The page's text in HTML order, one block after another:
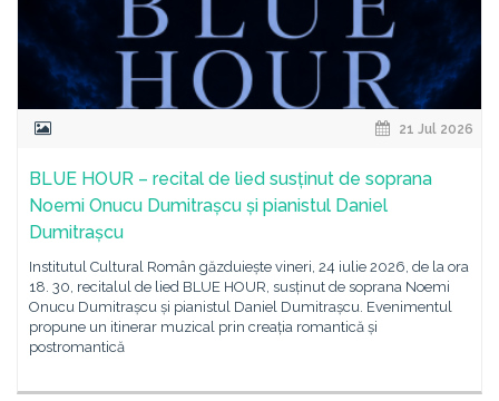
21 Jul 2026
BLUE HOUR – recital de lied susținut de soprana
Noemi Onucu Dumitrașcu și pianistul Daniel
Dumitrașcu
Institutul Cultural Român găzduiește vineri, 24 iulie 2026, de la ora
18. 30, recitalul de lied BLUE HOUR, susținut de soprana Noemi
Onucu Dumitrașcu și pianistul Daniel Dumitrașcu. Evenimentul
propune un itinerar muzical prin creația romantică și
postromantică